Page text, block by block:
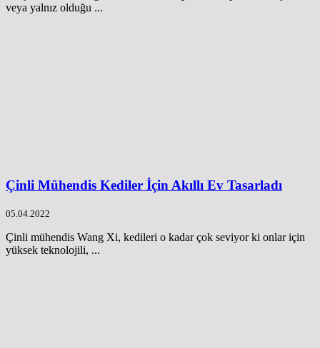
veya yalnız olduğu ...
Çinli Mühendis Kediler İçin Akıllı Ev Tasarladı
05.04.2022
Çinli mühendis Wang Xi, kedileri o kadar çok seviyor ki onlar için
yüksek teknolojili, ...